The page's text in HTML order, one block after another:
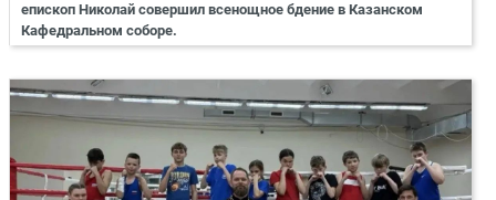
епископ Николай совершил всенощное бдение в Казанском
Кафедральном соборе.